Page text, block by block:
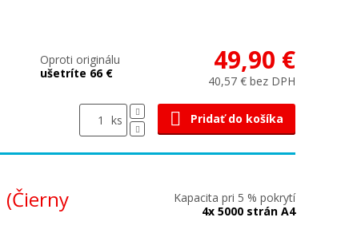
Oproti originálu
ušetríte 66 €
49,90 €
40,57 € bez DPH
ks Pridať do košíka
(Čierny
Kapacita pri 5 % pokrytí
4x 5000 strán A4